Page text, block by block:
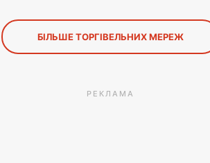
БІЛЬШЕ ТОРГІВЕЛЬНИХ МЕРЕЖ
РЕКЛАМА